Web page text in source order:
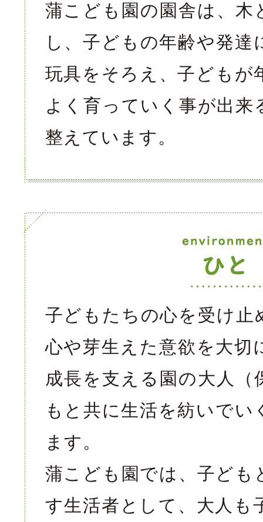
蒲こども園の園舎は、木
し、子どもの年齢や発達
玩具をそろえ、子どもが
よく育っていく事が出来
整えています。
子どもたちの心を受け止
心や芽生えた意欲を大切
成長を支える園の大人（
もと共に生活を紡いでい
ます。
蒲こども園では、子ども
す生活者として、大人も